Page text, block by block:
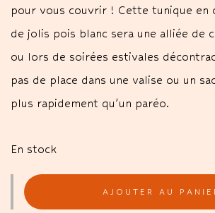
pour vous couvrir ! Cette tunique en
de jolis pois blanc sera une alliée de
ou lors de soirées estivales
pas de place dans une valise ou un
plus rapidement qu’un paréo.
En stock
AJOUTER AU